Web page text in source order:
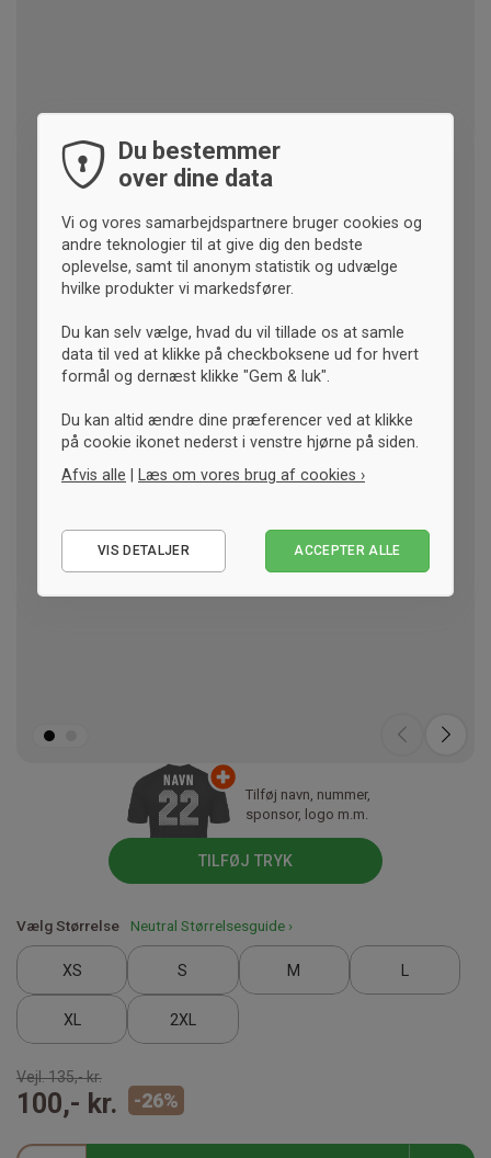
Tilføj navn, nummer,
sponsor, logo m.m.
TILFØJ TRYK
Vælg Størrelse Neutral Størrelsesguide ›
XS S M L
XL 2XL
Vejl.135,- kr.
100,- kr. -26%
Du bestemmer
over dine data
Vi og vores samarbejdspartnere bruger cookies og
andre teknologier til at give dig den bedste
oplevelse, samt til anonym statistik og udvælge
hvilke produkter vi markedsfører.
Du kan selv vælge, hvad du vil tillade os at samle
data til ved at klikke på checkboksene ud for hvert
formål og dernæst klikke "Gem & luk".
Du kan altid ændre dine præferencer ved at klikke
på cookie ikonet nederst i venstre hjørne på siden.
Afvis alle
Læs om vores brug af cookies ›
Statistiske
VIS DETALJER ACCEPTER ALLE